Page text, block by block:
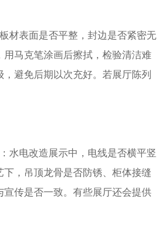
材表面是否平整，封边是否紧密无
马克笔涂画后擦拭，检验清洁难
避免后期以次充好。若展厅陈列
水电改造展示中，电线是否横平竖
，吊顶龙骨是否防锈、柜体接缝
传是否一致。有些展厅还会提供